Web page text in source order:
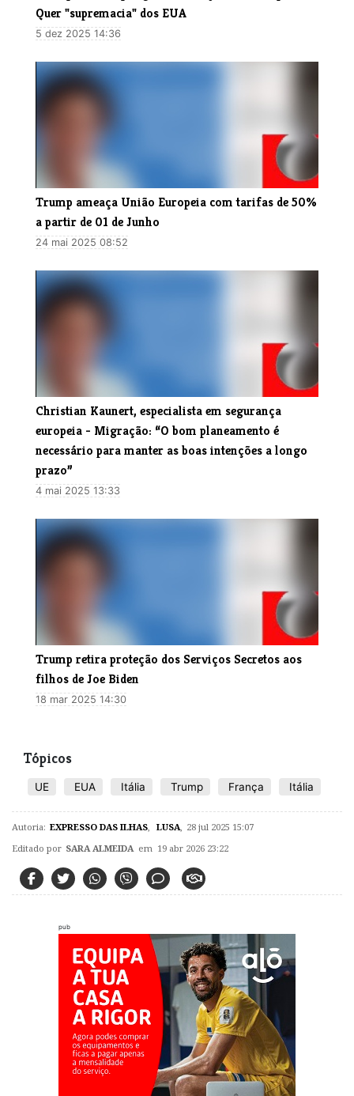
Quer "supremacia" dos EUA
5 dez 2025 14:36
Trump ameaça União Europeia com tarifas de 50%
a partir de 01 de Junho
24 mai 2025 08:52
Christian Kaunert, especialista em segurança
europeia - Migração: “O bom planeamento é
necessário para manter as boas intenções a longo
prazo”
4 mai 2025 13:33
Trump retira proteção dos Serviços Secretos aos
filhos de Joe Biden
18 mar 2025 14:30
Tópicos
UE EUA Itália Trump França Itália
Autoria: EXPRESSO DAS ILHAS LUSA 28 jul 2025 15:07
Editado por SARA ALMEIDA em 19 abr 2026 23:22
pub